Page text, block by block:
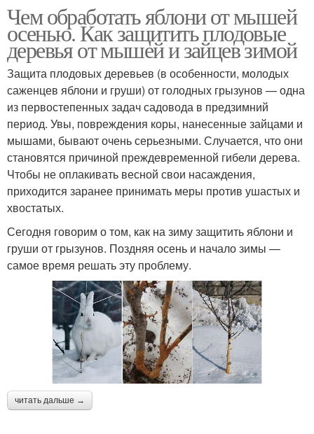
Чем обработать яблони от мышей
осенью. Как защитить плодовые
деревья от мышей и зайцев зимой
Защита плодовых деревьев (в особенности, молодых
саженцев яблони и груши) от голодных грызунов — одна
из первостепенных задач садовода в предзимний
период. Увы, повреждения коры, нанесенные зайцами и
мышами, бывают очень серьезными. Случается, что они
становятся причиной преждевременной гибели дерева.
Чтобы не оплакивать весной свои насаждения,
приходится заранее принимать меры против ушастых и
хвостатых.
Сегодня говорим о том, как на зиму защитить яблони и
груши от грызунов. Поздняя осень и начало зимы —
самое время решать эту проблему.
читать дальше →